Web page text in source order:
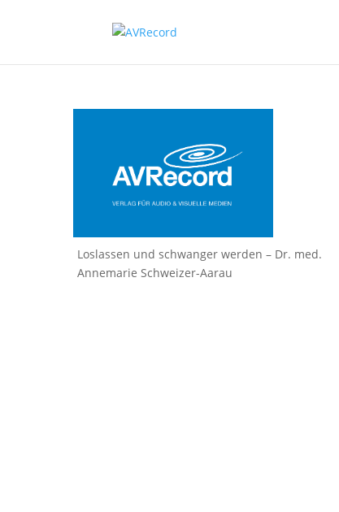
Loslassen und schwanger werden – Dr. med.
Annemarie Schweizer-Aarau